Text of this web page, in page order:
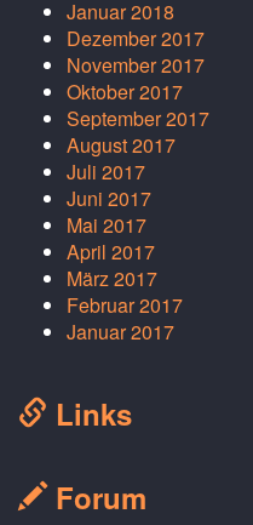
Januar 2018
Dezember 2017
November 2017
Oktober 2017
September 2017
August 2017
Juli 2017
Juni 2017
Mai 2017
April 2017
März 2017
Februar 2017
Januar 2017
Links
Forum